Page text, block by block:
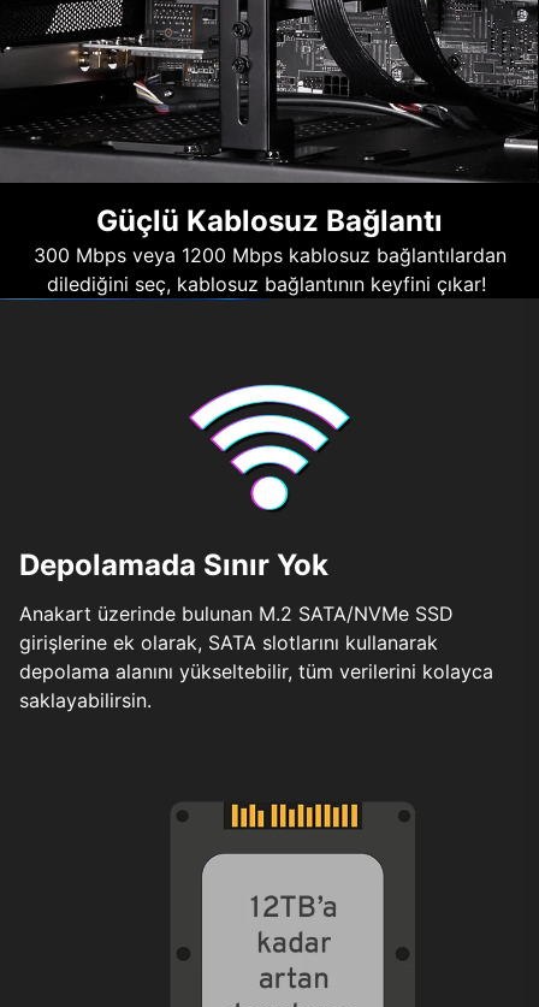
Güçlü Kablosuz Bağlantı
300 Mbps veya 1200 Mbps kablosuz bağlantılardan
dilediğini seç, kablosuz bağlantının keyfini çıkar!
Depolamada Sınır Yok
Anakart üzerinde bulunan M.2 SATA/NVMe SSD
girişlerine ek olarak, SATA slotlarını kullanarak
depolama alanını yükseltebilir, tüm verilerini kolayca
saklayabilirsin.